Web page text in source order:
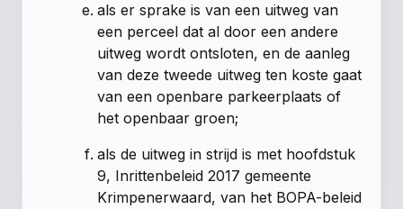
als er sprake is van een uitweg van
een perceel dat al door een andere
uitweg wordt ontsloten, en de aanleg
van deze tweede uitweg ten koste gaat
van een openbare parkeerplaats of
het openbaar groen;
als de uitweg in strijd is met hoofdstuk
9, Inrittenbeleid 2017 gemeente
Krimpenerwaard, van het BOPA-beleid